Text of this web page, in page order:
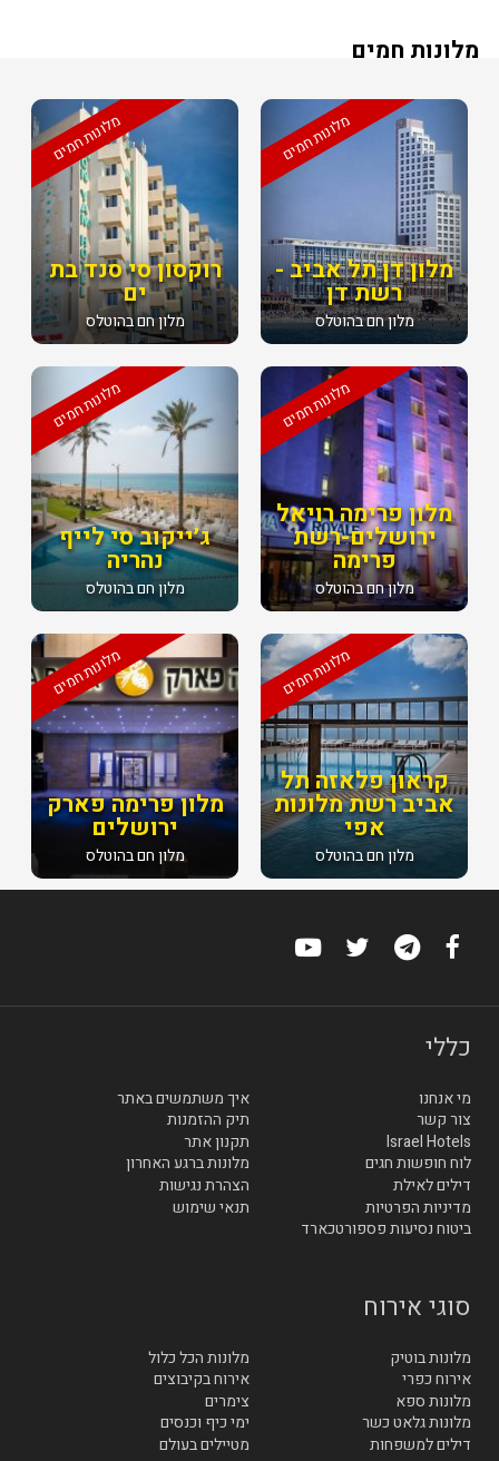
מלונות חמים
מלונות חמים
רוקסון סי סנד בת
ים
מלון חם בהוטלס
מלונות חמים
מלון דן תל אביב -
רשת דן
מלון חם בהוטלס
מלונות חמים
ג׳ייקוב סי לייף
נהריה
מלון חם בהוטלס
מלונות חמים
מלון פרימה רויאל
ירושלים-רשת
פרימה
מלון חם בהוטלס
מלונות חמים
מלון פרימה פארק
ירושלים
מלון חם בהוטלס
מלונות חמים
קראון פלאזה תל
אביב רשת מלונות
אפי
מלון חם בהוטלס
כללי
מי אנחנו
איך משתמשים באתר
צור קשר
תיק ההזמנות
Israel Hotels
תקנון אתר
לוח חופשות חגים
מלונות ברגע האחרון
דילים לאילת
הצהרת נגישות
מדיניות הפרטיות
תנאי שימוש
ביטוח נסיעות פספורטכארד
סוגי אירוח
מלונות בוטיק
מלונות הכל כלול
אירוח כפרי
אירוח בקיבוצים
מלונות ספא
צימרים
מלונות גלאט כשר
ימי כיף וכנסים
דילים למשפחות
מטיילים בעולם